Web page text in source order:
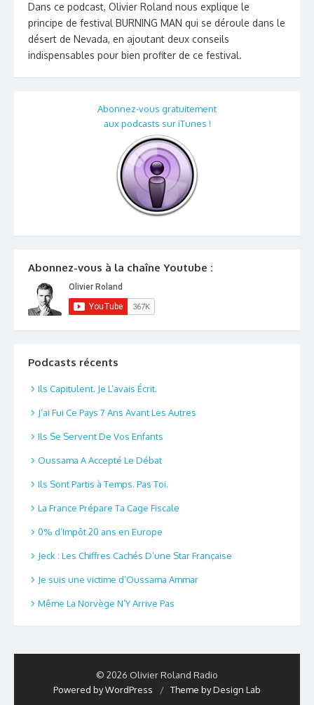
Dans ce podcast, Olivier Roland nous explique le
principe de festival BURNING MAN qui se déroule dans le
désert de Nevada, en ajoutant deux conseils
indispensables pour bien profiter de ce festival.
Abonnez-vous gratuitement
aux podcasts sur iTunes !
Abonnez-vous à la chaîne Youtube :
Podcasts récents
Ils Capitulent. Je L’avais Écrit.
J’ai Fui Ce Pays 7 Ans Avant Les Autres
Ils Se Servent De Vos Enfants
Oussama A Accepté Le Débat
Ils Sont Partis à Temps. Pas Toi.
La France Prépare Ta Cage Fiscale
0% d’Impôt 20 ans en Europe
Jeck : Les Chiffres Cachés D’une Star Française
Je suis une victime d’Oussama Ammar
Même La Norvège N’Y Arrive Pas
© 2026 Olivier Roland Radio
Powered by WordPress
/ Theme by Design Lab